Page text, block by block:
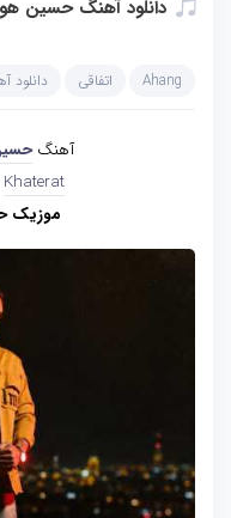
دانلود آهنگ حسین
Ahang اتفاقی دانلود
آهنگ
Khaterat
موزیک